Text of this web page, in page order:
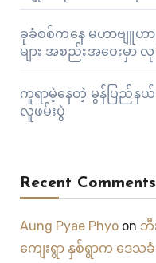
ခုခံစစ်ကနေ မဟာဗျူဟာ
များ အစည်းအဝေးမှာ
ကူရာမဲ့နေတဲ့ မွန်ပြည်န
လူဖမ်းပွဲ
Recent Comments
Aung Pyae Phyoon ဘီ
ကျေးရွာ နှစ်ရွာက ဒေသ